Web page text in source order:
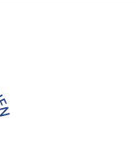
en bois
engagés dans le
des jouets
des jeux de
de plein air, ... et